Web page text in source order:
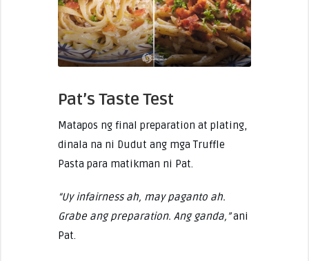
Pat’s Taste Test
Matapos ng final preparation at plating,
dinala na ni Dudut ang mga Truffle
Pasta para matikman ni Pat.
“Uy infairness ah, may paganto ah.
Grabe ang preparation. Ang ganda,”ani
Pat.